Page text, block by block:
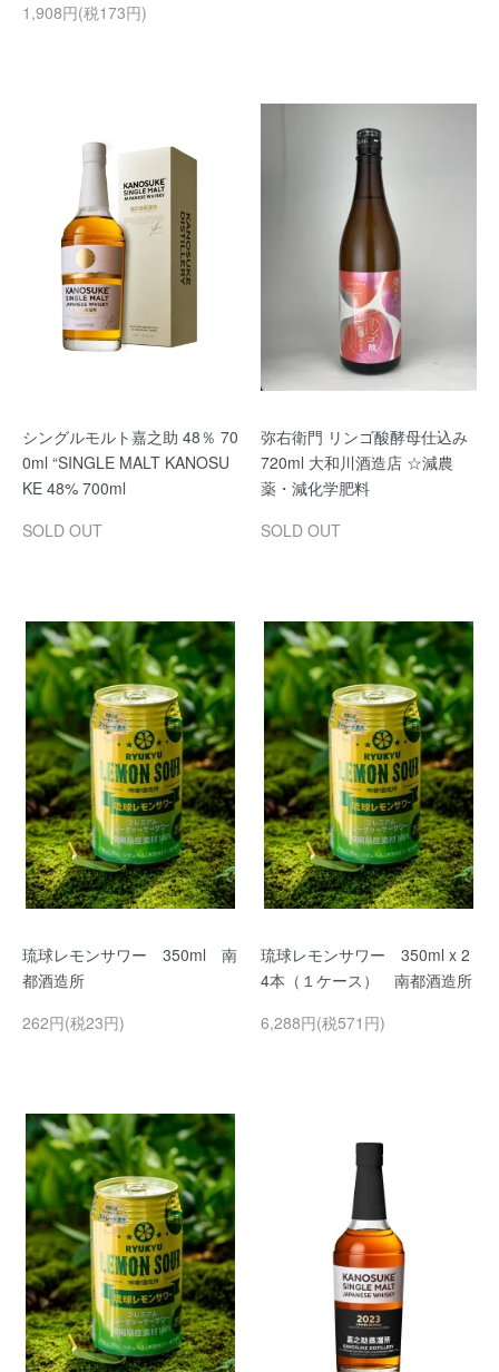
1,908円(税173円)
シングルモルト嘉之助 48％ 70
0ml “SINGLE MALT KANOSU
KE 48% 700ml
SOLD OUT
弥右衛門 リンゴ酸酵母仕込み
720ml 大和川酒造店 ☆減農
薬・減化学肥料
SOLD OUT
琉球レモンサワー 350ml 南
都酒造所
262円(税23円)
琉球レモンサワー 350ml x 2
4本（１ケース） 南都酒造所
6,288円(税571円)